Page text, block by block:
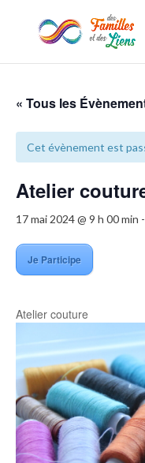
« Tous les
Cet évènement est
Atelier
17 mai 2024 @ 9 h 00 min -
Je Participe
Atelier couture